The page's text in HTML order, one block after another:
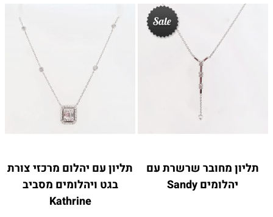
תליון מחובר שרשרת עם
יהלומים Sandy
תליון עם יהלום מרכזי צורת
בגט ויהלומים מסביב
Kathrine